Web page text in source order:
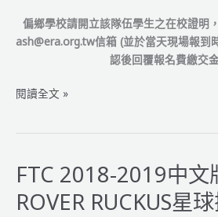
偏鄉學校請開立該隊伍學生之在校證明
ash@era.org.tw信箱 (並於當天現場報到
認後回覆報名費繳交
2018-
灣
選
拔
閱讀全文 »
FTC 2018-2019中文
ROVER RUCKUS星